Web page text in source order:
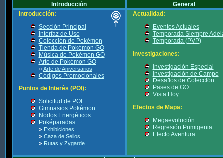
Introducción
General
Introducción:
Sección Principal
Interfaz de Uso
Colección de Pokémon
Tienda de Pokémon GO
Música de Pokémon GO
Arte de Pokémon GO
» Arte de Aniversarios
Códigos Promocionales
Puntos de Interés (POI):
Solicitud de POI
Gimnasios Pokémon
Nodos Energéticos
Poképaradas
» Exhibiciones
» Caza de Sellos
» Rutas y Zygarde
Actualidad:
Eventos Actuales
Temporada Siempre
Temporada (PVP)
Investigaciones:
Investigación Especial
Investigación de Campo
Desafíos de Colección
Pases de GO
Vista Hoy
Efectos de Mapa:
Megaevolución
Regresión Primigenia
Efecto Aventura